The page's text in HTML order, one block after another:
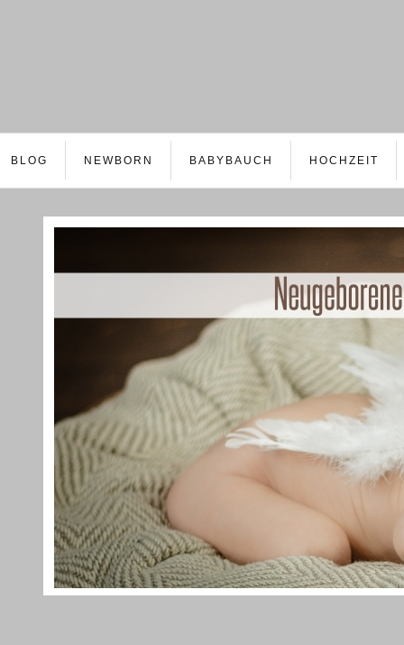
BLOG NEWBORN BABYBAUCH HOCHZEIT